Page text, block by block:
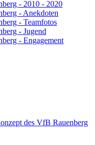
- 2010 - 2020
- Anekdoten
- Teamfotos
- Jugend
- Engagement
des VfB Rauenberg